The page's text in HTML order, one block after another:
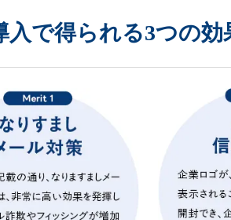
入で得られる3つの効